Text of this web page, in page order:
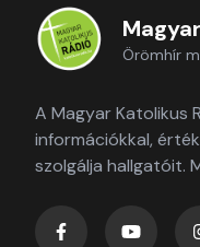
Örömhír
A Magyar Katolikus
információkkal,
szolgálja hallgatóit.